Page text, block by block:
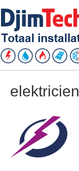
elektricien